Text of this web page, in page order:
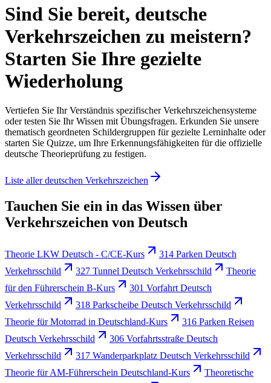
Sind Sie bereit, deutsche
Verkehrszeichen zu meistern?
Starten Sie Ihre gezielte
Wiederholung
Vertiefen Sie Ihr Verständnis spezifischer Verkehrszeichensysteme
oder testen Sie Ihr Wissen mit Übungsfragen. Erkunden Sie unsere
thematisch geordneten Schildergruppen für gezielte Lerninhalte oder
starten Sie Quizze, um Ihre Erkennungsfähigkeiten für die offizielle
deutsche Theorieprüfung zu festigen.
Liste aller deutschen Verkehrszeichen
Tauchen Sie ein in das Wissen über
Verkehrszeichen von Deutsch
Theorie LKW Deutsch - C/CE-Kurs
314 Parken Deutsch
Verkehrsschild
327 Tunnel Deutsch Verkehrsschild
Theorie
für den Führerschein B-Kurs
301 Vorfahrt Deutsch
Verkehrsschild
318 Parkscheibe Deutsch Verkehrsschild
Theorie für Motorrad in Deutschland-Kurs
316 Parken Reisen
Deutsch Verkehrsschild
306 Vorfahrtsstraße Deutsch
Verkehrsschild
317 Wanderparkplatz Deutsch Verkehrsschild
Theorie für AM-Führerschein Deutschland-Kurs
Theoretische